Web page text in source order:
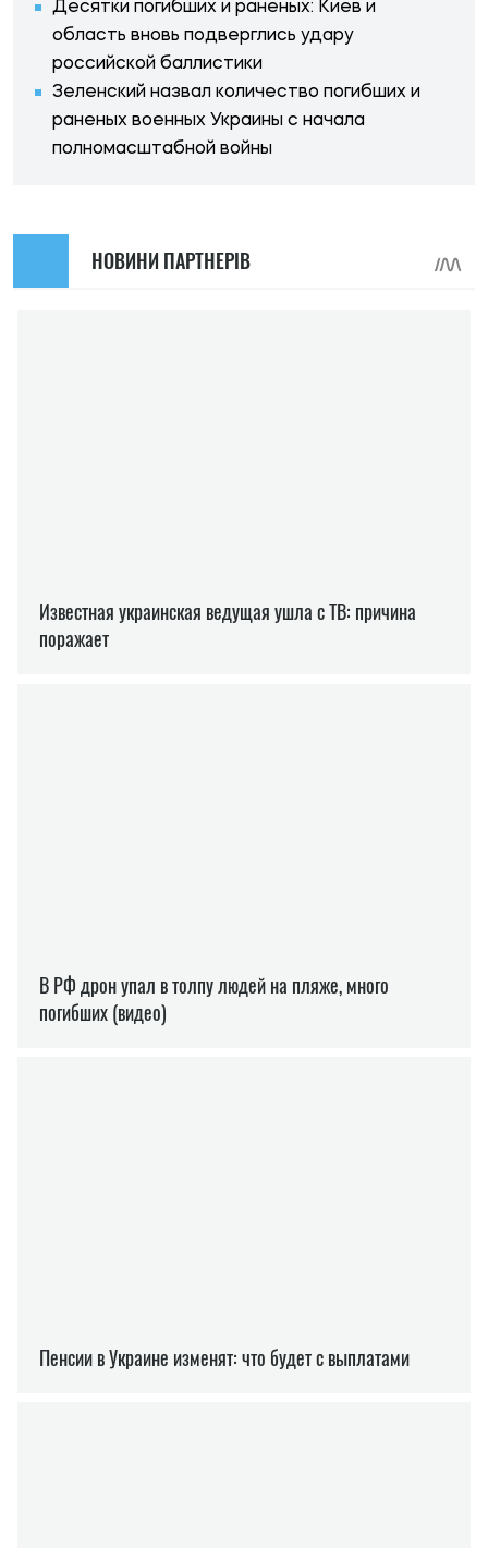
Десятки погибших и раненых: Киев и
область вновь подверглись удару
российской баллистики
Зеленский назвал количество погибших и
раненых военных Украины с начала
полномасштабной войны